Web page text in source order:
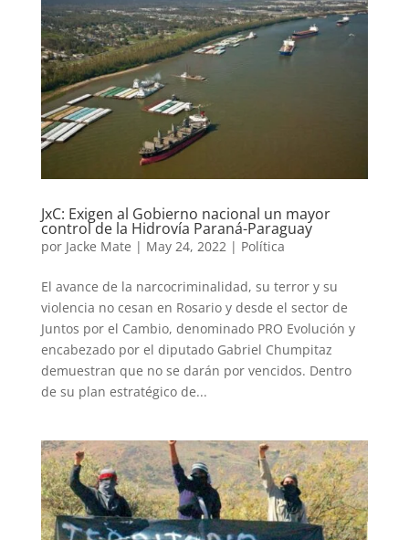
JxC: Exigen al Gobierno nacional un mayor
control de la Hidrovía Paraná-Paraguay
por Jacke Mate | May 24, 2022| Política
El avance de la narcocriminalidad, su terror y su
violencia no cesan en Rosario y desde el sector de
Juntos por el Cambio, denominado PRO Evolución y
encabezado por el diputado Gabriel Chumpitaz
demuestran que no se darán por vencidos. Dentro
de su plan estratégico de...